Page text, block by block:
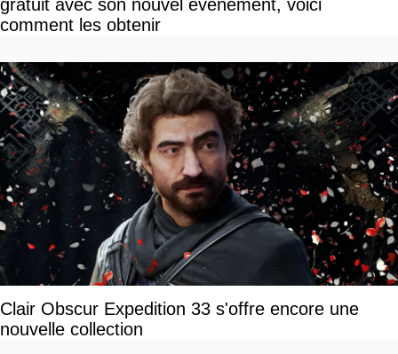
gratuit avec son nouvel événement, voici
comment les obtenir
Clair Obscur Expedition 33 s'offre encore une
nouvelle collection